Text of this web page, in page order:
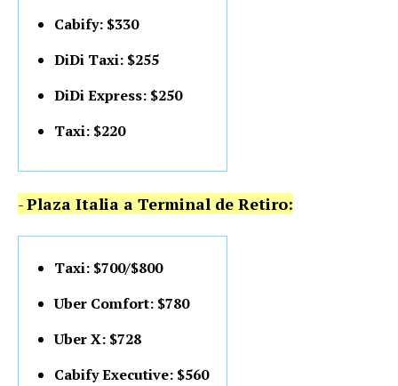
Cabify: $330
DiDi Taxi: $255
DiDi Express: $250
Taxi: $220
-Plaza Italia a Terminal de Retiro:
Taxi: $700/$800
Uber Comfort: $780
Uber X: $728
Cabify Executive: $560